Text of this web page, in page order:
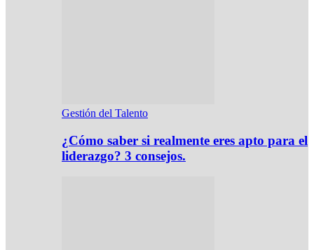
Gestión del Talento
¿Cómo saber si realmente eres apto para el
liderazgo? 3 consejos.